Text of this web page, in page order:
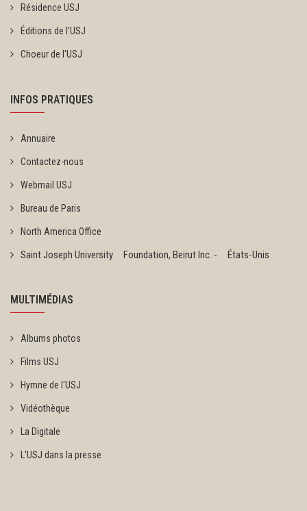
Résidence USJ
Éditions de l'USJ
Choeur de l'USJ
INFOS PRATIQUES
Annuaire
Contactez-nous
Webmail USJ
Bureau de Paris
North America Office
Saint Joseph University Foundation, Beirut Inc. - États-Unis
MULTIMÉDIAS
Albums photos
Films USJ
Hymne de l'USJ
Vidéothèque
La Digitale
L'USJ dans la presse